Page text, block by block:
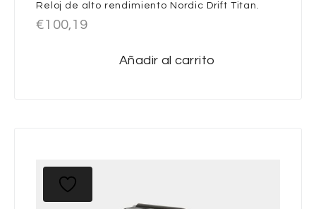
Reloj de alto rendimiento Nordic Drift Titan.
€100,19
Añadir al carrito